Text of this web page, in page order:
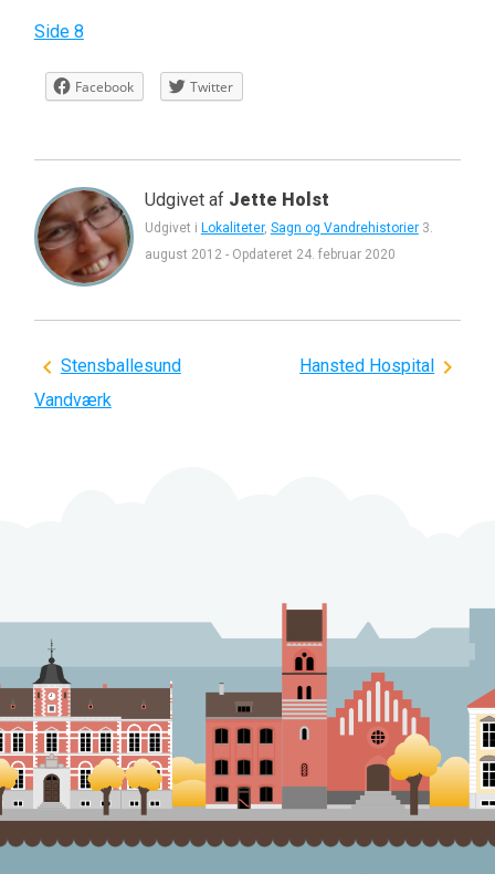
Side 8
Facebook Twitter
Udgivet af Jette Holst
Udgivet i Lokaliteter, Sagn og Vandrehistorier 3.
august 2012 - Opdateret 24. februar 2020
Indlægsnavigation
Stensballesund
Vandværk
Hansted Hospital